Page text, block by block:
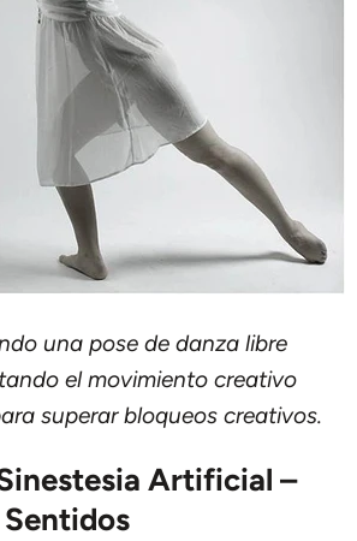
una pose de danza libre
el movimiento creativo
superar bloqueos creativos.
Artificial –
Sentidos